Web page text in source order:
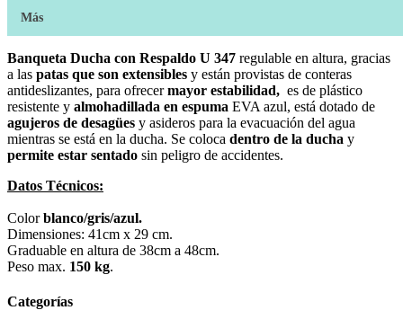
Más
Banqueta Ducha con Respaldo U 347 regulable en altura, gracias
a las patas que son extensibles y están provistas de conteras
antideslizantes, para ofrecermayor estabilidad, es de plástico
resistente y almohadillada en espuma EVA azul, está dotado de
agujeros de desagües y asideros para la evacuación del agua
mientras se está en la ducha. Se coloca dentro de la ducha y
permite estar sentado sin peligro de accidentes.
Datos Técnicos:
Colorblanco/gris/azul.
Dimensiones: 41cm x 29 cm.
Graduable en altura de 38cm a 48cm.
Peso max. 150 kg.
Categorías